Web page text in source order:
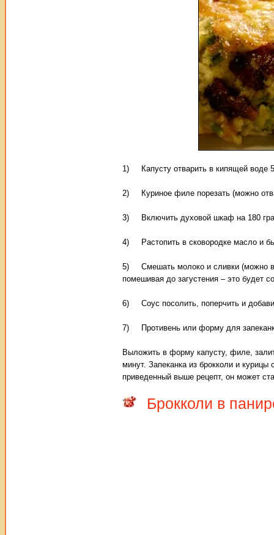
1) Капусту отварить в кипящей воде 5
2) Куриное филе порезать (можно
3) Включить духовой шкаф на 180
4) Растопить в сковородке масло и
5) Смешать молоко и сливки (можно
помешивая до загустения – это будет
6) Соус посолить, поперчить и
7) Противень или форму для
Выложить в форму капусту, филе,
минут. Запеканка из брокколи и
приведенный выше рецепт, он может
Брокколи в